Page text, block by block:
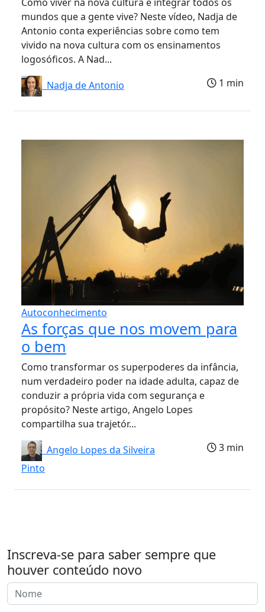
mundos que a gente vive? Neste vídeo, Nadja de
Antonio conta experiências sobre como tem
vivido na nova cultura com os ensinamentos
logosóficos. A Nad...
Nadja de Antonio
1 min
Autoconhecimento
As forças que nos movem para
o bem
Como transformar os superpoderes da infância,
num verdadeiro poder na idade adulta, capaz de
conduzir a própria vida com segurança e
propósito? Neste artigo, Angelo Lopes
compartilha sua trajetór...
Angelo Lopes da Silveira
Pinto
3 min
Inscreva-se para saber sempre que
houver conteúdo novo